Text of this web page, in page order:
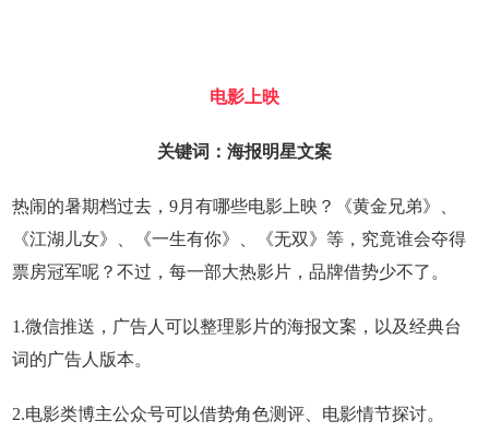
电影上映
关键词：海报明星文案
热闹的暑期档过去，9月有哪些电影上映？《黄金兄弟》、
《江湖儿女》、《一生有你》、《无双》等，究竟谁会夺得
票房冠军呢？不过，每一部大热影片，品牌借势少不了。
1.微信推送，广告人可以整理影片的海报文案，以及经典台
词的广告人版本。
2.电影类博主公众号可以借势角色测评、电影情节探讨。